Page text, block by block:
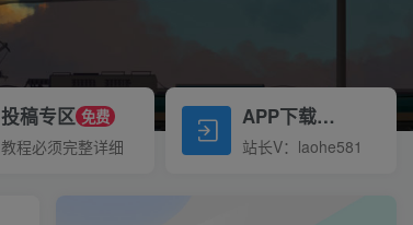
投稿专区 免费
教程必须完整详细
APP下载Down
站长V：laohe581